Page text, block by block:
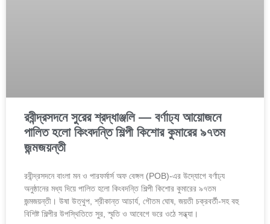
রবীন্দ্রসদনে সুরের শ্রদ্ধাঞ্জলি — বর্ণাঢ্য আয়োজনে
পালিত হলো কিংবদন্তি শিল্পী কিশোর কুমারের ৯৭তম
জন্মজয়ন্তী
রবীন্দ্রসদনে বাংলা মন ও পারফর্মার্স অফ বেঙ্গল (POB)-এর উদ্যোগে বর্ণাঢ্য
অনুষ্ঠানের মধ্য দিয়ে পালিত হলো কিংবদন্তি শিল্পী কিশোর কুমারের ৯৭তম
জন্মজয়ন্তী। উষা উত্থুপ, শ্রীকান্ত আচার্য, গৌতম ঘোষ, জয়তী চক্রবর্তী-সহ বহু
বিশিষ্ট শিল্পীর উপস্থিতিতে সুর, স্মৃতি ও আবেগে ভরে ওঠে সন্ধ্যা।